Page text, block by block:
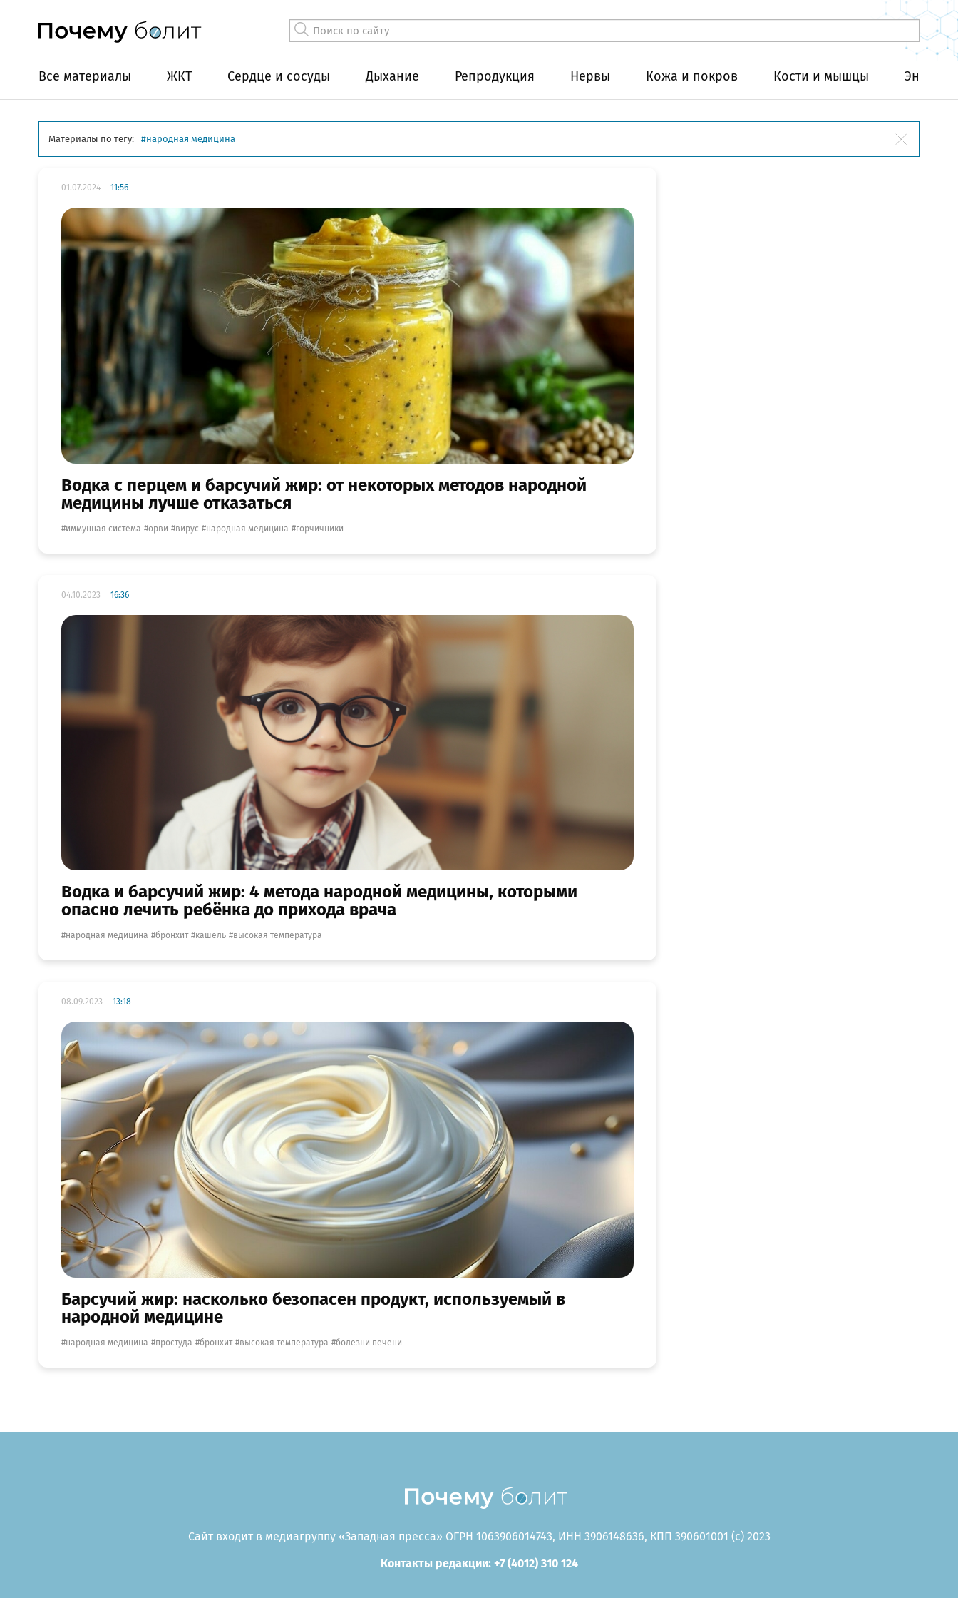
Все материалы ЖКТ Сердце и сосуды Дыхание Репродукция Нервы Кожа и покров Кости и мышцы
Материалы по тегу: народная медицина
01.07.2024 11:56
Водка с перцем и барсучий жир: от некоторых методов народной
медицины лучше отказаться
иммунная система орви вирус народная медицина горчичники
04.10.2023 16:36
Водка и барсучий жир: 4 метода народной медицины, которыми
опасно лечить ребёнка до прихода врача
народная медицина бронхит кашель высокая температура
08.09.2023 13:18
Барсучий жир: насколько безопасен продукт, используемый в
народной медицине
народная медицина простуда бронхит высокая температура болезни печени
Сайт входит в медиагруппу «Западная пресса» ОГРН 1063906014743, ИНН 3906148636, КПП 390601001 (c) 2023
Контакты редакции: +7 (4012) 310 124